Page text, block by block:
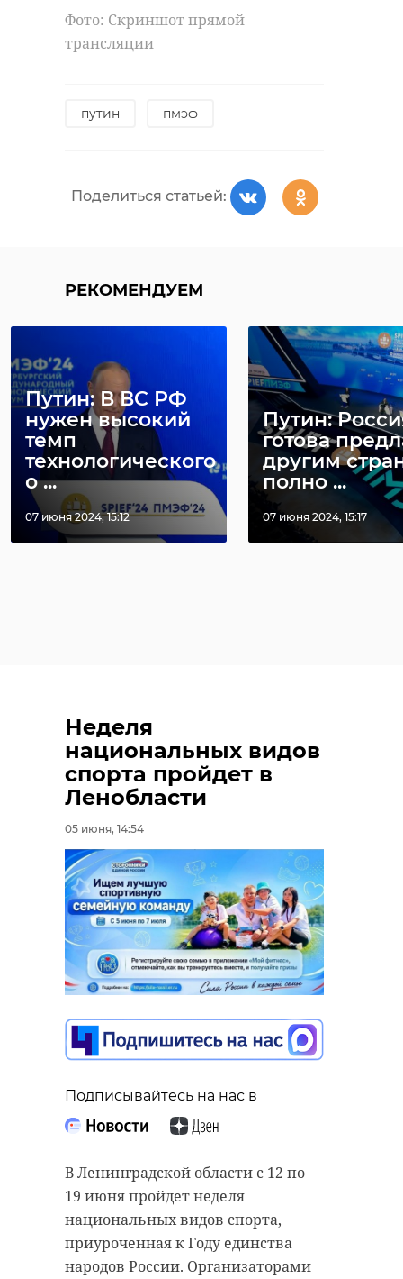
Фото: Скриншот прямой
трансляции
путин пмэф
Поделиться статьей:
РЕКОМЕНДУЕМ
Путин: В ВС РФ
нужен высокий
темп
технологического
о ...
07 июня 2024, 15:12
Путин:
готова
другим
полно ...
07 июня 2024, 15:17
Неделя
национальных видов
спорта пройдет в
Ленобласти
05 июня, 14:54
Подписывайтесь на нас в
В Ленинградской области с 12 по
19 июня пройдет неделя
национальных видов спорта,
приуроченная к Году единства
народов России. Организаторами